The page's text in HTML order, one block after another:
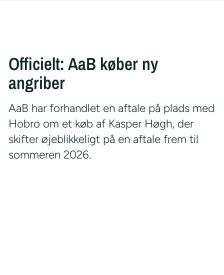
Officielt: AaB køber ny
angriber
AaB har forhandlet en aftale på plads med
Hobro om et køb af Kasper Høgh, der
skifter øjeblikkeligt på en aftale frem til
sommeren 2026.